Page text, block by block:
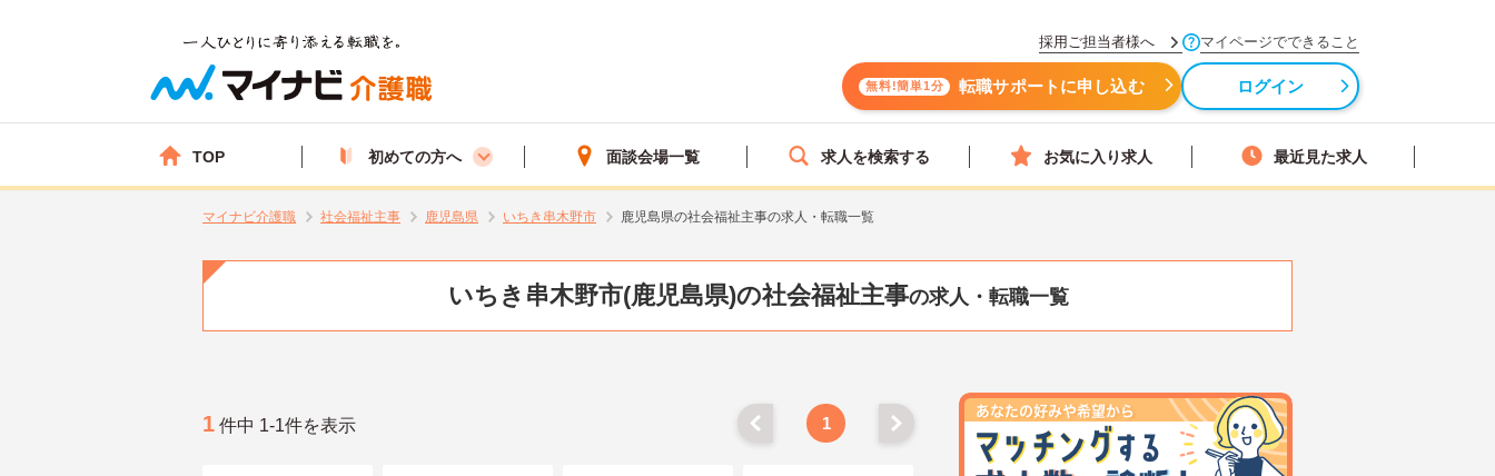
採用ご担当者様へ マイページでできること
無料!簡単1分 転職サポートに申し込む ログイン
TOP 初めての方へ 面談会場一覧 求人を検索する お気に入り求人 最近見た求人
マイナビ介護職 社会福祉主事 鹿児島県 いちき串木野市 鹿児島県の社会福祉主事の求人・転職一覧
いちき串木野市(鹿児島県)の社会福祉主事の求人・転職一覧
1 件中 1-1件を表示 1